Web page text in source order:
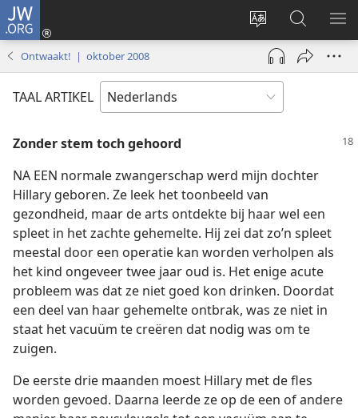
JW.ORG
Taal
site
wijzigen
Inloggen
(opent
nieuw
venster)
Zoeken
op
JW.ORG
Ontwaakt! | oktober 2008
TAAL ARTIKEL
Zonder stem toch gehoord
NA EEN normale zwangerschap werd mijn dochter
Hillary geboren. Ze leek het toonbeeld van
gezondheid, maar de arts ontdekte bij haar wel een
spleet in het zachte gehemelte. Hij zei dat zo’n spleet
meestal door een operatie kan worden verholpen als
het kind ongeveer twee jaar oud is. Het enige acute
probleem was dat ze niet goed kon drinken. Doordat
een deel van haar gehemelte ontbrak, was ze niet in
staat het vacuüm te creëren dat nodig was om te
zuigen.
De eerste drie maanden moest Hillary met de fles
worden gevoed. Daarna leerde ze op de een of andere